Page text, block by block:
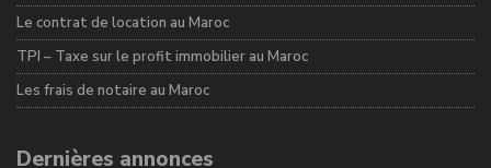
Le contrat de location au Maroc
TPI – Taxe sur le profit immobilier au Maroc
Les frais de notaire au Maroc
Dernières annonces